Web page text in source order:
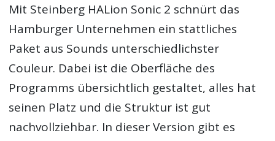
Mit Steinberg HALion Sonic 2 schnürt das
Hamburger Unternehmen ein stattliches
Paket aus Sounds unterschiedlichster
Couleur. Dabei ist die Oberfläche des
Programms übersichtlich gestaltet, alles hat
seinen Platz und die Struktur ist gut
nachvollziehbar. In dieser Version gibt es